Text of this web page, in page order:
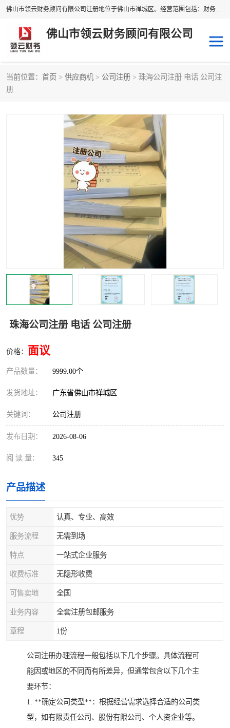
佛山市领云财务顾问有限公司注册地位于佛山市禅城区。经营范围包括：财务咨询，税务服务，企业管理咨询，信息咨询服务，法律咨询顾问，商务代理代办等服务；主要项目有：代理记账，旧账账务处理，疑难账务处理，建账审账；纳税申报，网上申请发票，企业税务分析、审查与评估；注册个体工商户，注册公司，公司注销；企业名称、地址、法人、股东、经营范围、营业期限等资料变更；商标注册、商标转让。财税审计、税务咨询、公司年审。
佛山市领云财务顾问有限公司
当前位置： 首页 > 供应商机 > 公司注册 > 珠海公司注册 电话 公司注
册
珠海公司注册 电话 公司注册
价格： 面议
产品数量： 9999.00个
发货地址： 广东省佛山市禅城区
关键词： 公司注册
发布日期： 2026-08-06
阅 读 量： 345
产品描述
优势 认真、专业、高效
服务流程 无需到场
特点 一站式企业服务
收费标准 无隐形收费
可售卖地 全国
业务内容 全套注册包邮服务
章程 1份
公司注册办理流程一般包括以下几个步骤。具体流程可
能因或地区的不同而有所差异，但通常包含以下几个主
要环节：
1. **确定公司类型**：根据经营需求选择合适的公司类
型，如有限责任公司、股份有限公司、个人资企业等。
税务筹划
进出口经营权